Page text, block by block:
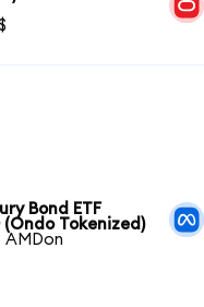
Bond ETF
(Ondo Tokenized)
AMDon